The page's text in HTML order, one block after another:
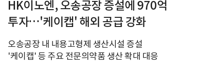
HK이노엔, 오송공장 증설에 970억
투자…'케이캡' 해외 공급 강화
오송공장 내 내용고형제 생산시설 증설
'케이캡' 등 주요 전문의약품 생산 확대 대응